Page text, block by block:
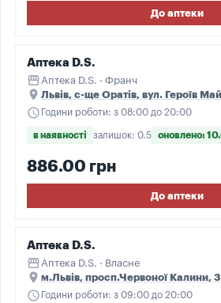
До аптеки
Аптека D.S.
storefront Аптека D.S. · Франч
place Львів, c-ще Оратів, вул. Героїв
schedule Години роботи: з 08:00 до 20:00
в наявності залишок: 0.5 оновлено:
886.00 грн
До аптеки
Аптека D.S.
storefront Аптека D.S. · Власне
place м.Львів, просп.Червоної Калини,
schedule Години роботи: з 09:00 до 20:00